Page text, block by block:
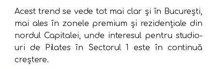
Acest trend se vede tot mai clar și în București,
mai ales în zonele premium și rezidențiale din
nordul Capitalei, unde interesul pentru studio-
uri de Pilates în Sectorul 1 este în continuă
creștere.